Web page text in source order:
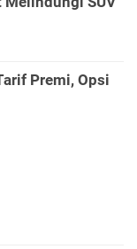
Premi, Opsi